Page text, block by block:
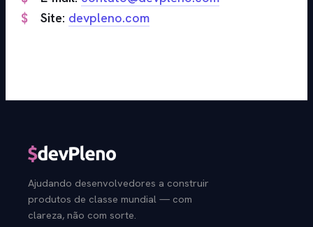
Site: devpleno.com
Ajudando desenvolvedores a construir
produtos de classe mundial — com
clareza, não com sorte.